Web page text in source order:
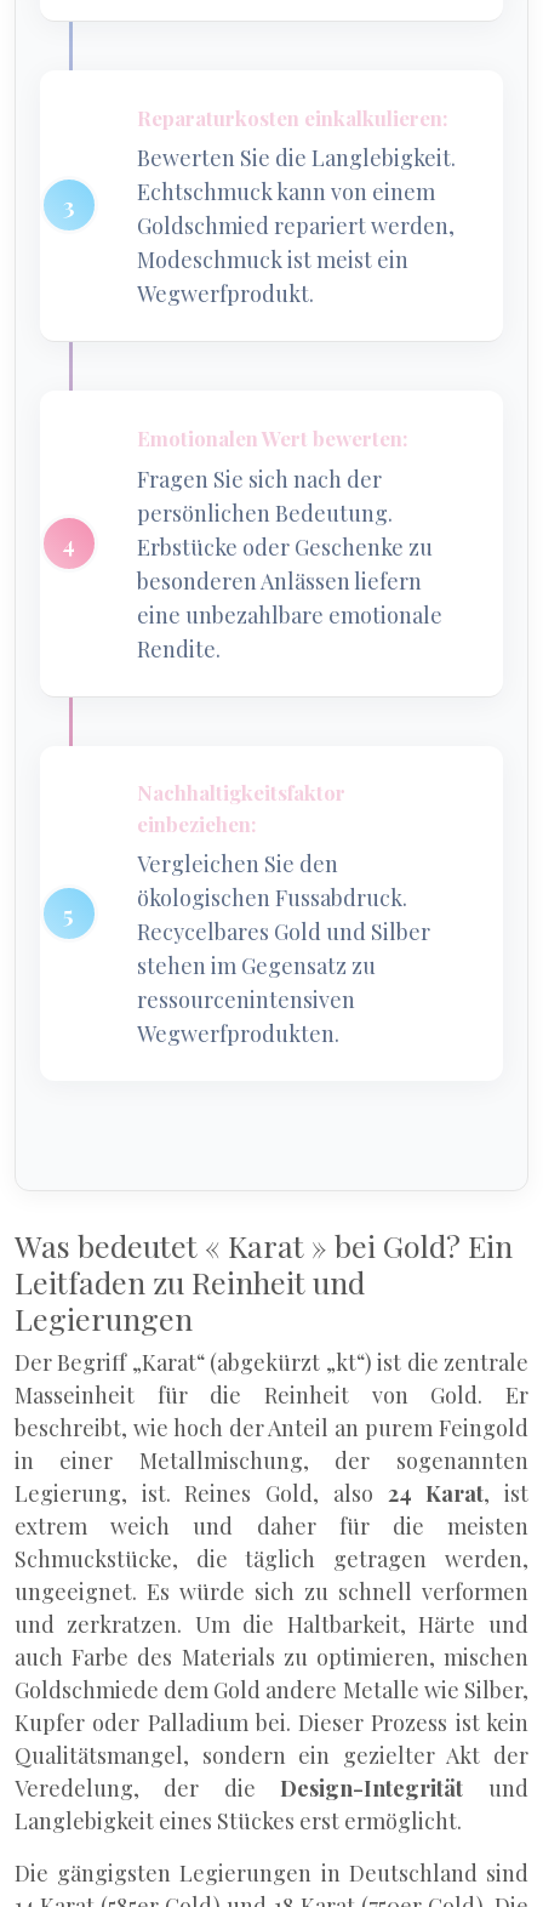
Reparaturkosten einkalkulieren:
Bewerten Sie die Langlebigkeit.
Echtschmuck kann von einem
Goldschmied repariert werden,
Modeschmuck ist meist ein
Wegwerfprodukt.
Emotionalen Wert bewerten:
Fragen Sie sich nach der
persönlichen Bedeutung.
Erbstücke oder Geschenke zu
besonderen Anlässen liefern
eine unbezahlbare emotionale
Rendite.
Nachhaltigkeitsfaktor
einbeziehen:
Vergleichen Sie den
ökologischen Fussabdruck.
Recycelbares Gold und Silber
stehen im Gegensatz zu
ressourcenintensiven
Wegwerfprodukten.
Was bedeutet « Karat » bei Gold? Ein
Leitfaden zu Reinheit und
Legierungen
Der Begriff „Karat“ (abgekürzt „kt“) ist die zentrale
Masseinheit für die Reinheit von Gold. Er
beschreibt, wie hoch der Anteil an purem Feingold
in einer Metallmischung, der sogenannten
Legierung, ist. Reines Gold, also 24 Karat, ist
extrem weich und daher für die meisten
Schmuckstücke, die täglich getragen werden,
ungeeignet. Es würde sich zu schnell verformen
und zerkratzen. Um die Haltbarkeit, Härte und
auch Farbe des Materials zu optimieren, mischen
Goldschmiede dem Gold andere Metalle wie Silber,
Kupfer oder Palladium bei. Dieser Prozess ist kein
Qualitätsmangel, sondern ein gezielter Akt der
Veredelung, der die Design-Integrität und
Langlebigkeit eines Stückes erst ermöglicht.
Die gängigsten Legierungen in Deutschland sind